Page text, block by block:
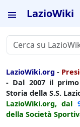
LazioWiki
LazioWiki.org -
- Dal 2007 il
Storia della S.S.
LazioWiki.org, dal
della Società